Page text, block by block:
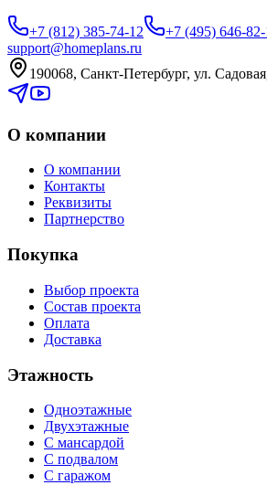
+7 (812) 385-74-12
+7 (495) 646-
support@homeplans.ru
190068, Санкт-Петербург, ул.
О компании
О компании
Контакты
Реквизиты
Партнерство
Покупка
Выбор проекта
Состав проекта
Оплата
Доставка
Этажность
Одноэтажные
Двухэтажные
С мансардой
С подвалом
С гаражом